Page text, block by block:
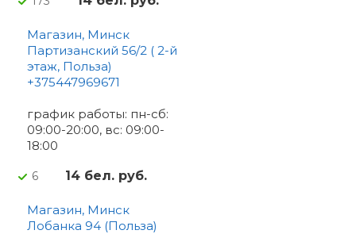
Магазин, Минск
Партизанский 56/2 ( 2-й
этаж, Польза)
+375447969671
график работы: пн-сб:
09:00-20:00, вс: 09:00-
18:00
6 14 бел. руб.
Магазин, Минск
Лобанка 94 (Польза)